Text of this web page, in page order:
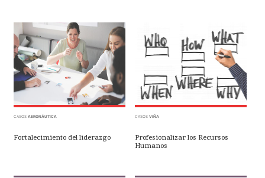
CASOS AERONÁUTICA
Fortalecimiento del liderazgo
CASOS VIÑA
Profesionalizar los Recursos
Humanos